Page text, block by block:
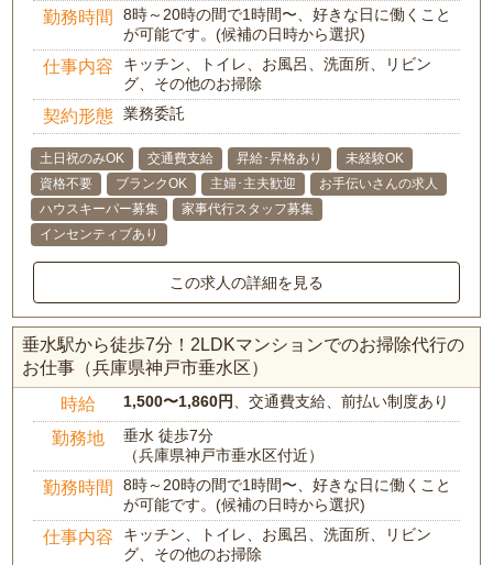
勤務時間
8時～20時の間で1時間〜、好きな日に働くこと
が可能です。(候補の日時から選択)
仕事内容
キッチン、トイレ、お風呂、洗面所、リビン
グ、その他のお掃除
契約形態 業務委託
土日祝のみOK 交通費支給 昇給･昇格あり
未経験OK
資格不要
ブランクOK 主婦･主夫歓迎
お手伝いさんの求人
ハウスキーパー募集
家事代行スタッフ募集
インセンティブあり
この求人の詳細を見る
垂水駅から徒歩7分！2LDKマンションでのお掃除代行の
お仕事（兵庫県神戸市垂水区）
時給 1,500〜1,860円、交通費支給、前払い制度あり
勤務地
垂水 徒歩7分
（兵庫県神戸市垂水区付近）
勤務時間
8時～20時の間で1時間〜、好きな日に働くこと
が可能です。(候補の日時から選択)
仕事内容
キッチン、トイレ、お風呂、洗面所、リビン
グ、その他のお掃除